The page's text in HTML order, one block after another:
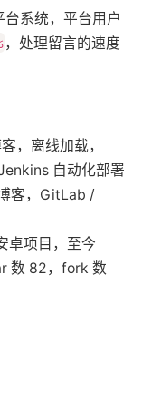
系统，平台用户
，处理留言的速度
，离线加载，
自动化部署
客，GitLab /
卓项目，至今
数 82，fork 数